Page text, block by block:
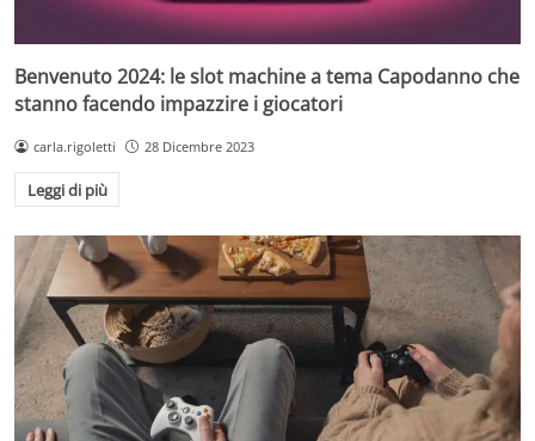
Benvenuto 2024: le slot machine a tema Capodanno che
stanno facendo impazzire i giocatori
carla.rigoletti 28 Dicembre 2023
Leggi di più